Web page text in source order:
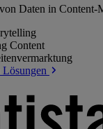
Daten in Content-
Content